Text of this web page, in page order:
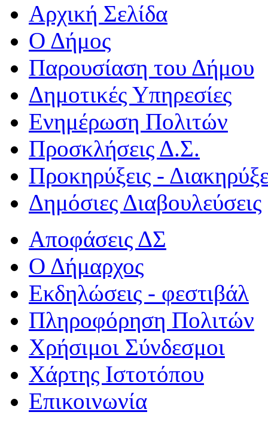
Αρχική Σελίδα
Ο Δήμος
Παρουσίαση του Δήμου
Δημοτικές Υπηρεσίες
Ενημέρωση Πολιτών
Προσκλήσεις Δ.Σ.
Προκηρύξεις -
Δημόσιες Διαβουλεύσεις
Αποφάσεις ΔΣ
Ο Δήμαρχος
Εκδηλώσεις - φεστιβάλ
Πληροφόρηση Πολιτών
Χρήσιμοι Σύνδεσμοι
Χάρτης Ιστοτόπου
Επικοινωνία